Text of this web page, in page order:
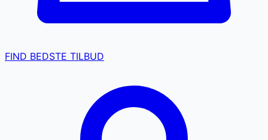
FIND BEDSTE TILBUD